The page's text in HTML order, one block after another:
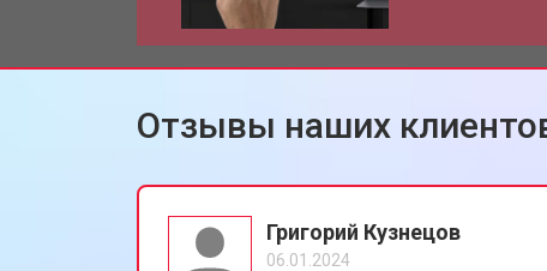
Отзывы наших
Григорий Кузнецов
06.01.2024